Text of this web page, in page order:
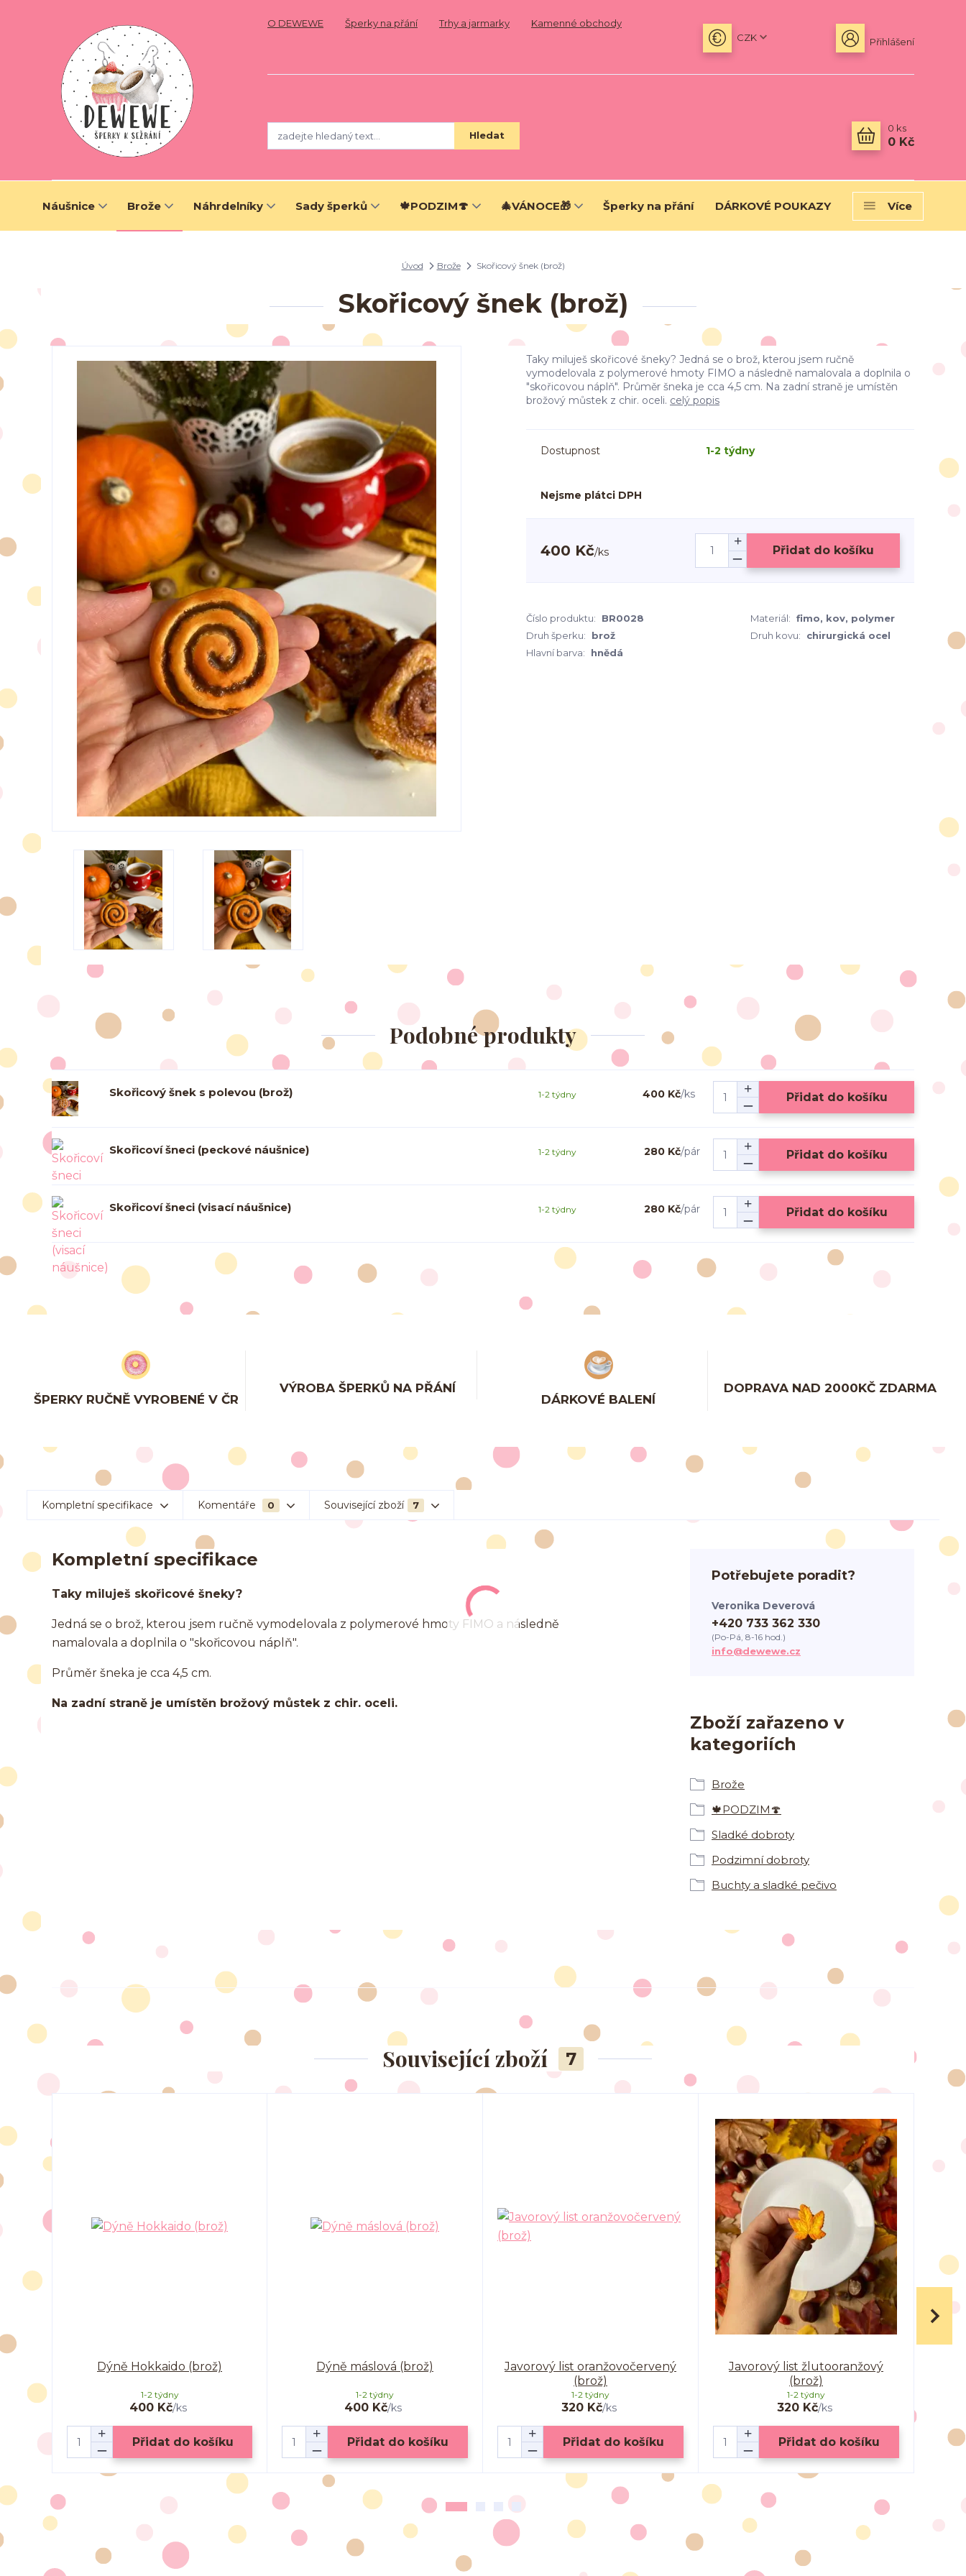
O DEWEWE Šperky na přání Trhy a jarmarky
Kamenné obchody
CZK
Přihlášení
Hledat
0 ks
0 Kč
Náušnice Brože Náhrdelníky Sady šperků 🍁PODZIM🍄 🎄VÁNOCE🎁 Šperky na přání DÁRKOVÉ POUKAZY Více
Úvod Brože Skořicový šnek (brož)
Skořicový šnek (brož)
Taky miluješ skořicové šneky? Jedná se o brož, kterou jsem ručně
vymodelovala z polymerové hmoty FIMO a následně namalovala a doplnila o
"skořicovou náplň". Průměr šneka je cca 4,5 cm. Na zadní straně je umístěn
brožový můstek z chir. oceli. celý popis
Dostupnost 1-2 týdny
Nejsme plátci DPH
400 Kč/ks Přidat do košíku
Číslo produktu: BR0028 Materiál: fimo, kov, polymer
Druh šperku:
brož Druh kovu:
chirurgická ocel
Hlavní barva:
hnědá
Podobné produkty
Skořicový šnek s polevou (brož) 400 Kč/ks
1-2 týdny Přidat do košíku
Skořicoví šneci (peckové náušnice) 280 Kč/pár
1-2 týdny Přidat do košíku
Skořicoví šneci (visací náušnice) 280 Kč/pár
1-2 týdny Přidat do košíku
ŠPERKY RUČNĚ VYROBENÉ V ČR
VÝROBA ŠPERKŮ NA PŘÁNÍ
DÁRKOVÉ BALENÍ
DOPRAVA NAD 2000KČ ZDARMA
Kompletní specifikace Komentáře 0 Související zboží 7
Kompletní specifikace
Taky miluješ skořicové šneky?
Jedná se o brož, kterou jsem ručně vymodelovala z polymerové hmoty FIMO a následně
namalovala a doplnila o "skořicovou náplň".
Průměr šneka je cca 4,5 cm.
Na zadní straně je umístěn brožový můstek z chir. oceli.
Zboží zařazeno v
kategoriích
Brože
🍁PODZIM🍄
Sladké dobroty
Podzimní dobroty
Buchty a sladké pečivo
Potřebujete poradit?
Veronika Deverová
+420 733 362 330
(Po-Pá, 8-16 hod.)
info@dewewe.cz
Související zboží 7
Dýně Hokkaido (brož)
400 Kč/ks
1-2 týdny
Přidat do košíku
Dýně máslová (brož)
400 Kč/ks
1-2 týdny
Přidat do košíku
Javorový list oranžovočervený
(brož)
320 Kč/ks
1-2 týdny
Přidat do košíku
Javorový list žlutooranžový
(brož)
320 Kč/ks
1-2 týdny
Přidat do košíku